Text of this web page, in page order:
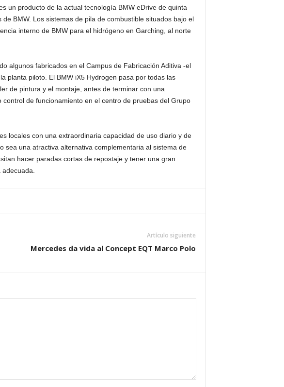
un producto de la actual tecnología BMW eDrive de quinta
BMW. Los sistemas de pila de combustible situados bajo el
interno de BMW para el hidrógeno en Garching, al norte
algunos fabricados en el Campus de Fabricación Aditiva -el
planta piloto. El BMW iX5 Hydrogen pasa por todas las
de pintura y el montaje, antes de terminar con una
de funcionamiento en el centro de pruebas del Grupo
locales con una extraordinaria capacidad de uso diario y de
sea una atractiva alternativa complementaria al sistema de
hacer paradas cortas de repostaje y tener una gran
Artículo siguiente
Mercedes da vida al Concept EQT Marco Polo